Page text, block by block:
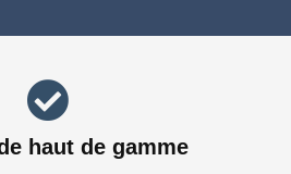
haut de gamme